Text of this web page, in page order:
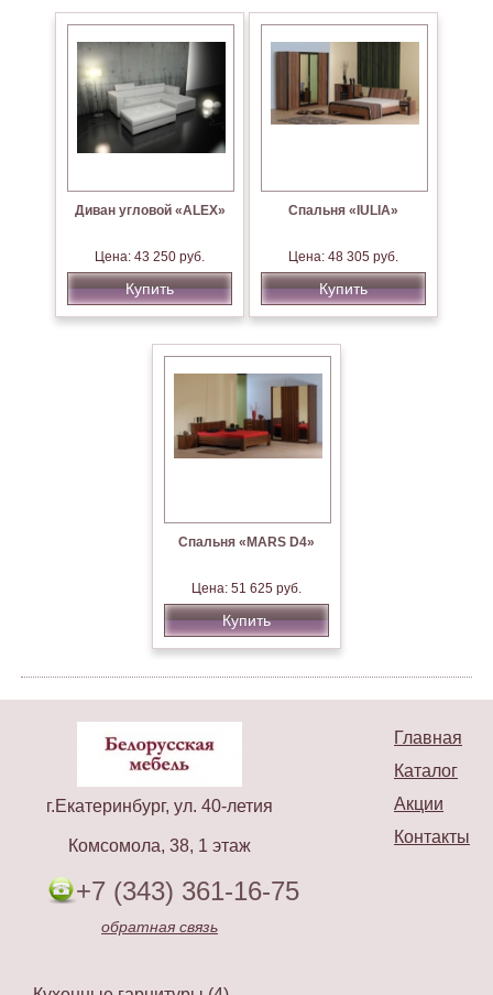
Диван угловой «ALEX»
Цена: 43 250 руб.
Купить
Спальня «IULIA»
Цена: 48 305 руб.
Купить
Спальня «MARS D4»
Цена: 51 625 руб.
Купить
Главная
Каталог
Акции
Контакты
г.Екатеринбург, ул. 40-летия
Комсомола, 38, 1 этаж
+7 (343) 361-16-75
обратная связь